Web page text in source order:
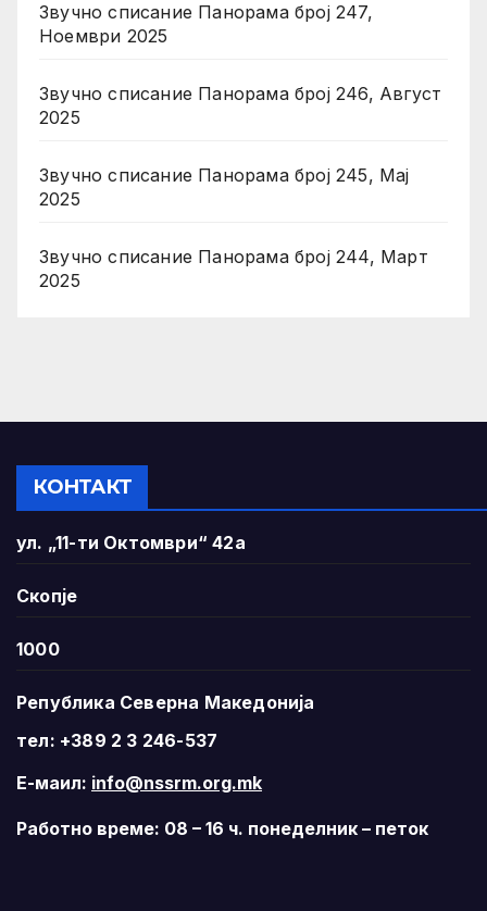
Звучно списание Панорама број 247,
Ноември 2025
Звучно списание Панорама број 246, Август
2025
Звучно списание Панорама број 245, Мај
2025
Звучно списание Панорама број 244, Март
2025
КОНТАКТ
ул. „11-ти Октомври“ 42а
Скопје
1000
Република Северна Македонија
тел: +389 2 3 246-537
Е-маил: info@nssrm.org.mk
Работно време: 08 – 16 ч. понеделник – петок